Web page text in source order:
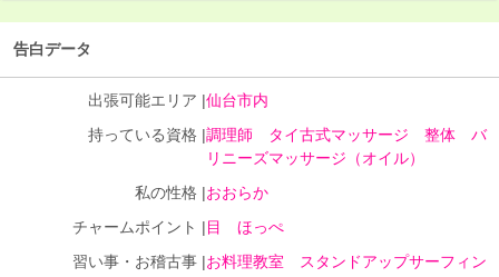
告白データ
出張可能エリア |仙台市内
持っている資格 |調理師 タイ古式マッサージ 整体 バ
リニーズマッサージ（オイル）
私の性格 |おおらか
チャームポイント |目 ほっぺ
習い事・お稽古事 |お料理教室 スタンドアップサーフィン